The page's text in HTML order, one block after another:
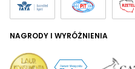
NAGRODY I WYRÓŻNIENIA